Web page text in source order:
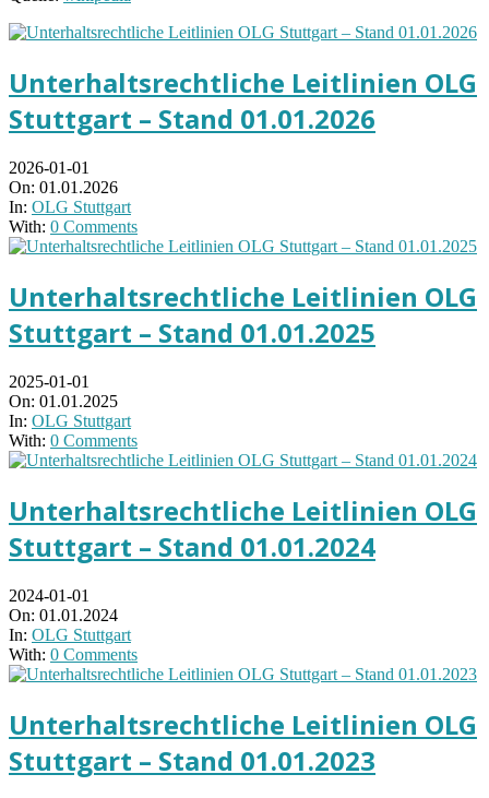
Unterhaltsrechtliche Leitlinien OLG
Stuttgart – Stand 01.01.2026
2026-01-01
On: 01.01.2026
In: OLG Stuttgart
With: 0 Comments
Unterhaltsrechtliche Leitlinien OLG
Stuttgart – Stand 01.01.2025
2025-01-01
On: 01.01.2025
In: OLG Stuttgart
With: 0 Comments
Unterhaltsrechtliche Leitlinien OLG
Stuttgart – Stand 01.01.2024
2024-01-01
On: 01.01.2024
In: OLG Stuttgart
With: 0 Comments
Unterhaltsrechtliche Leitlinien OLG
Stuttgart – Stand 01.01.2023